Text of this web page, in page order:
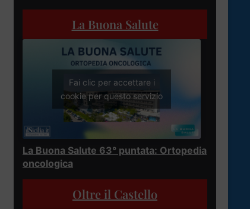
La Buona Salute
Fai clic per accettare i
cookie per questo servizio
La Buona Salute 63° puntata: Ortopedia
oncologica
Oltre il Castello